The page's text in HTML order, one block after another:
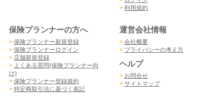
> 利用規約
保険プランナーの方へ
> 保険プランナー新規登録
> 保険プランナーログイン
> 店舗新規登録
> よくある質問(保険プランナー向
け)
> 保険プランナー登録規約
> 特定商取引法に基づく表記
運営会社情報
> 会社概要
> プライバシーの考え方
ヘルプ
> お問合せ
> サイトマップ